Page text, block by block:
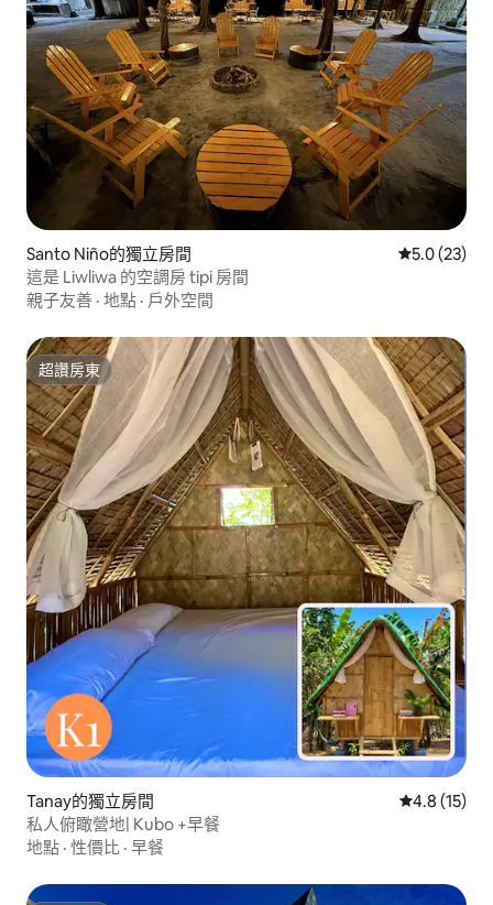
Santo Niño的獨立房間 從 23 則評
5.0 (23)
這是 Liwliwa 的空調房 tipi 房間
親子友善 · 地點 · 戶外空間
超讚房東
超讚房東
Tanay的獨立房間 從 15 則評
4.8 (15)
私人俯瞰營地| Kubo +早餐
地點 · 性價比 · 早餐